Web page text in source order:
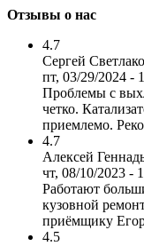
Отзывы о нас
4.7
Сергей
пт, 03/29/2024 -
Проблемы с
четко.
приемлемо.
4.7
Алексей
чт, 08/10/2023 -
Работают
кузовной
приёмщику
4.5